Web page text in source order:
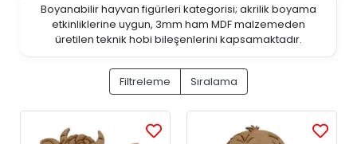
Boyanabilir hayvan figürleri kategorisi; akrilik boyama
etkinliklerine uygun, 3mm ham MDF malzemeden
üretilen teknik hobi bileşenlerini kapsamaktadır.
Filtreleme Sıralama